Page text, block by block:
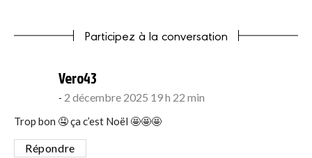
Participez à la conversation
Vero43
2 décembre 2025 19 h 22 min
Trop bon 🤤 ça c’est Noël 🤩🤩🤩
Répondre